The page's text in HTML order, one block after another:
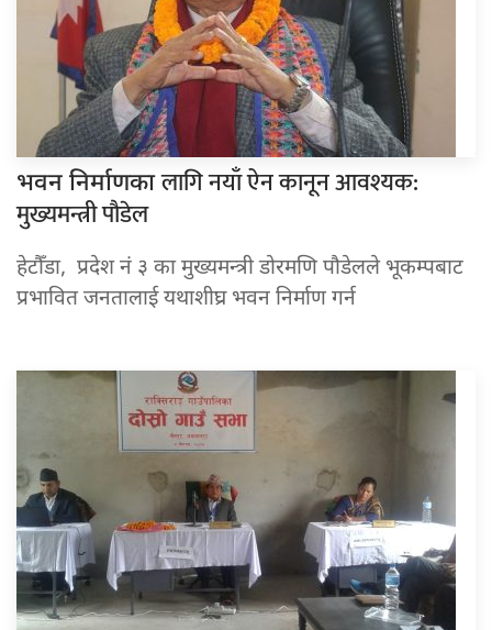
भवन निर्माणकालागि नयाँ ऐन कानून आवश्यक:
मुख्यमन्त्री पौडेल
हेटौँडा, प्रदेश नं ३ का मुख्यमन्त्री डोरमणि पौडेलले भूकम्पबाट
प्रभावित जनतालाई यथाशीघ्र भवन निर्माण गर्न